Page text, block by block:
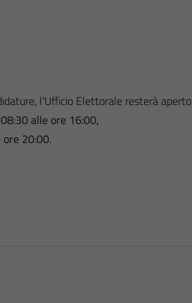
l'Ufficio Elettorale resterà aperto
alle ore 16:00,
20:00.